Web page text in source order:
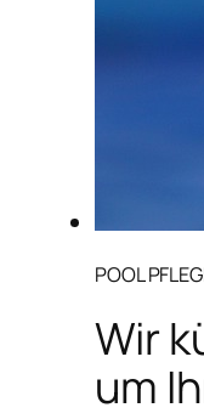
POOL
Wir
um